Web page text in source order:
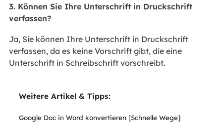
3. Können Sie Ihre Unterschrift in Druckschrift
verfassen?
Ja, Sie können Ihre Unterschrift in Druckschrift
verfassen, da es keine Vorschrift gibt, die eine
Unterschrift in Schreibschrift vorschreibt.
Weitere Artikel & Tipps:
Google Doc in Word konvertieren [Schnelle Wege]